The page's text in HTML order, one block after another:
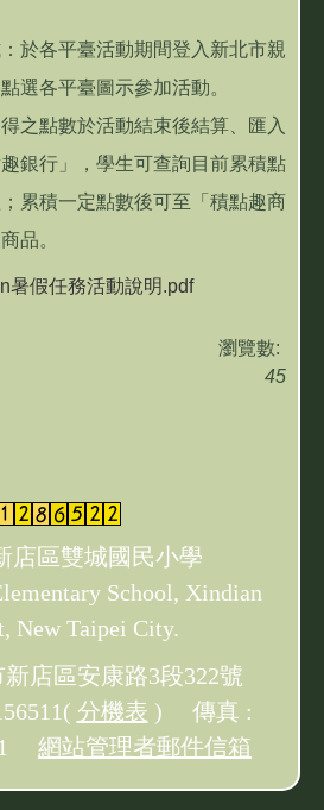
於各平臺活動期間登入新北市親
選各平臺圖示參加活動。
之點數於活動結束後結算、匯入
銀行」，學生可查詢目前累積點
累積一定點數後可至「積點趣商
品。
暑假任務活動說明.pdf
瀏覽數:
45
店區雙城國民小學
School, Xindian
New Taipei City.
新店區安康路3段322號
分機表 ) 傳真 :
網站管理者郵件信箱